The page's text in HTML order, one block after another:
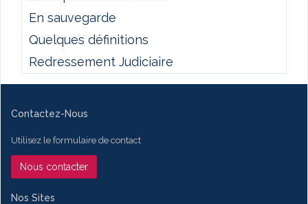
En sauvegarde
Quelques définitions
Redressement Judiciaire
Contactez-Nous
Utilisez le formulaire de contact
Nous contacter
Nos Sites